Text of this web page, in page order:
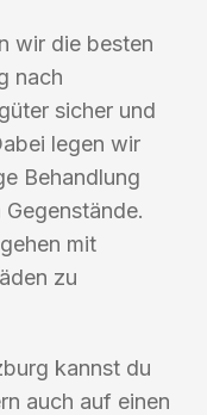
wir die besten
nach
sicher und
legen wir
Behandlung
mit
zu
kannst du
auch auf einen